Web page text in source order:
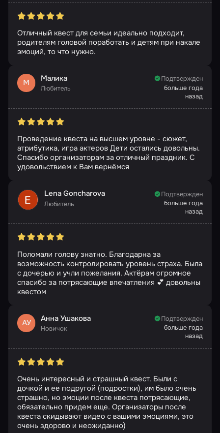
Отличный квест для семьи идеально подходит,
родителям головой поработать и детям при накале
эмоций, то что нужно.
М Малика
Любитель
Подтвержден
больше года
назад
Проведение квеста на высшем уровне - сюжет,
атрибутика, игра актеров Дети остались довольны.
Спасибо организаторам за отличный праздник. С
удовольствием к Вам вернёмся
Lena Goncharova
Любитель
Подтвержден
больше года
назад
Поломали голову знатно. Благодарна за
возможность контролировать уровень страха. Была
с дочерью и учли пожелания. Актёрам огромное
спасибо за потрясающие впечатления 💕 довольны
квестом
АУ Анна Ушакова
Новичок
Подтвержден
больше года
назад
Очень интересный и страшный квест. Были с
дочкой и ее подругой (подростки), им было очень
страшно, но эмоции после квеста потрясающие,
обязательно придем еще. Организаторы после
квеста скидывают видео с вашими эмоциями, это
очень здорово и неожиданно)